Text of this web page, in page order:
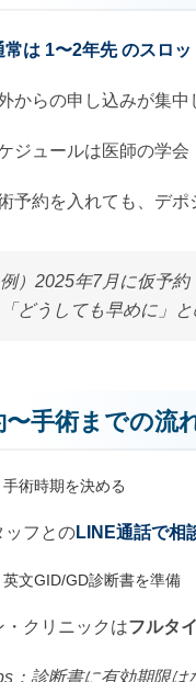
常は 1〜2年先 のスロッ
からの申し込みが集中
ジュールは医師の学
予約を入れても、デポ
例）2025年7月に仮予
「どうしても早めに」
〜手術までの流
術時期を決める
ッフとのLINE通話で相
文GID/GD診断書を準備
・クリニックはフルタ
：診断書に有効期限